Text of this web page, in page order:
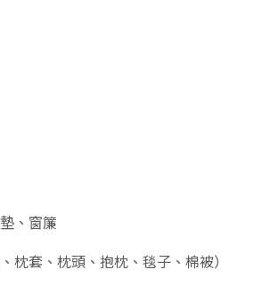
、窗簾
枕套、枕頭、抱枕、毯子、棉被）